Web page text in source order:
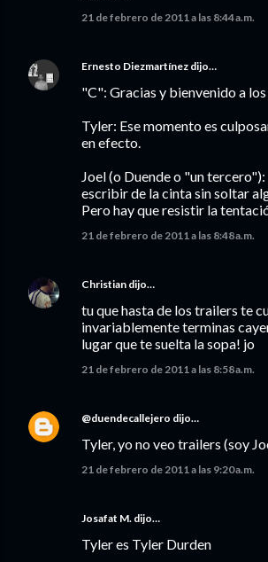
21 de febrero de 2011 a las 8:44 a.m.
Ernesto Diezmartínez dijo…
"C": Gracias y bienvenido a
Tyler: Ese momento es
en efecto.
Joel (o Duende o "un
escribir de la cinta sin soltar
Pero hay que resistir la
21 de febrero de 2011 a las 8:48 a.m.
Christian dijo…
tu que hasta de los trailers te
invariablemente terminas
lugar que te suelta la sopa! jo
21 de febrero de 2011 a las 8:58 a.m.
@duendecallejero dijo…
Tyler, yo no veo trailers (soy
21 de febrero de 2011 a las 9:20 a.m.
Josafat M. dijo…
Tyler es Tyler Durden